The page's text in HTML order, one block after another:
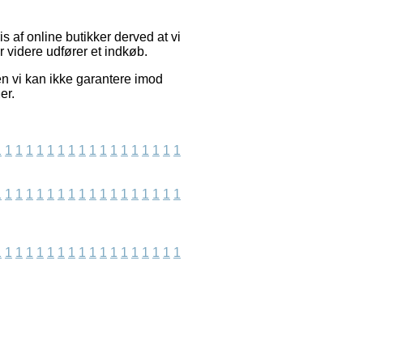
af online butikker derved at vi
videre udfører et indkøb.
vi kan ikke garantere imod
1 1 1 1 1 1 1 1 1 1 1 1 1 1 1 1 1
1 1 1 1 1 1 1 1 1 1 1 1 1 1 1 1 1
1 1 1 1 1 1 1 1 1 1 1 1 1 1 1 1 1